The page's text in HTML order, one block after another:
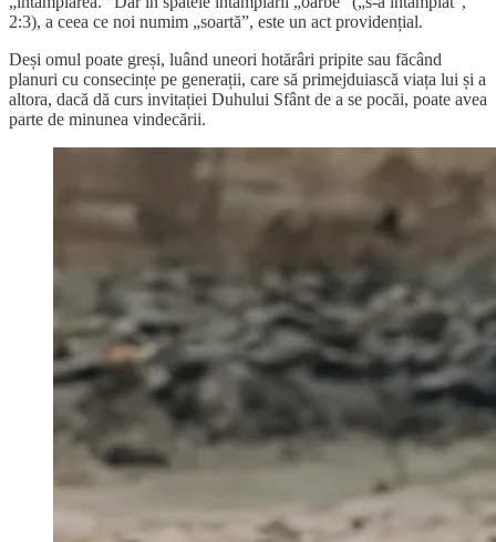
2:3), a ceea ce noi numim „soartă”, este un act providențial.
Deși omul poate greși, luând uneori hotărâri pripite sau făcând
planuri cu consecințe pe generații, care să primejduiască viața lui și a
altora, dacă dă curs invitației Duhului Sfânt de a se pocăi, poate avea
parte de minunea vindecării.